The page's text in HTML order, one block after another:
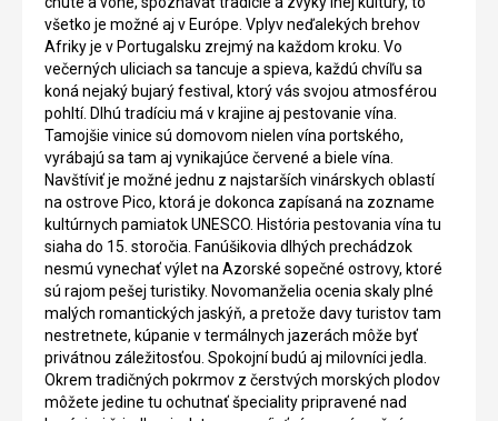
všetko je možné aj v Európe. Vplyv neďalekých brehov
Afriky je v Portugalsku zrejmý na každom kroku. Vo
večerných uliciach sa tancuje a spieva, každú chvíľu sa
koná nejaký bujarý festival, ktorý vás svojou atmosférou
pohltí. Dlhú tradíciu má v krajine aj pestovanie vína.
Tamojšie vinice sú domovom nielen vína portského,
vyrábajú sa tam aj vynikajúce červené a biele vína.
Navštíviť je možné jednu z najstarších vinárskych oblastí
na ostrove Pico, ktorá je dokonca zapísaná na zozname
kultúrnych pamiatok UNESCO. História pestovania vína tu
siaha do 15. storočia. Fanúšikovia dlhých prechádzok
nesmú vynechať výlet na Azorské sopečné ostrovy, ktoré
sú rajom pešej turistiky. Novomanželia ocenia skaly plné
malých romantických jaskýň, a pretože davy turistov tam
nestretnete, kúpanie v termálnych jazerách môže byť
privátnou záležitosťou. Spokojní budú aj milovníci jedla.
Okrem tradičných pokrmov z čerstvých morských plodov
môžete jedine tu ochutnať špeciality pripravené nad